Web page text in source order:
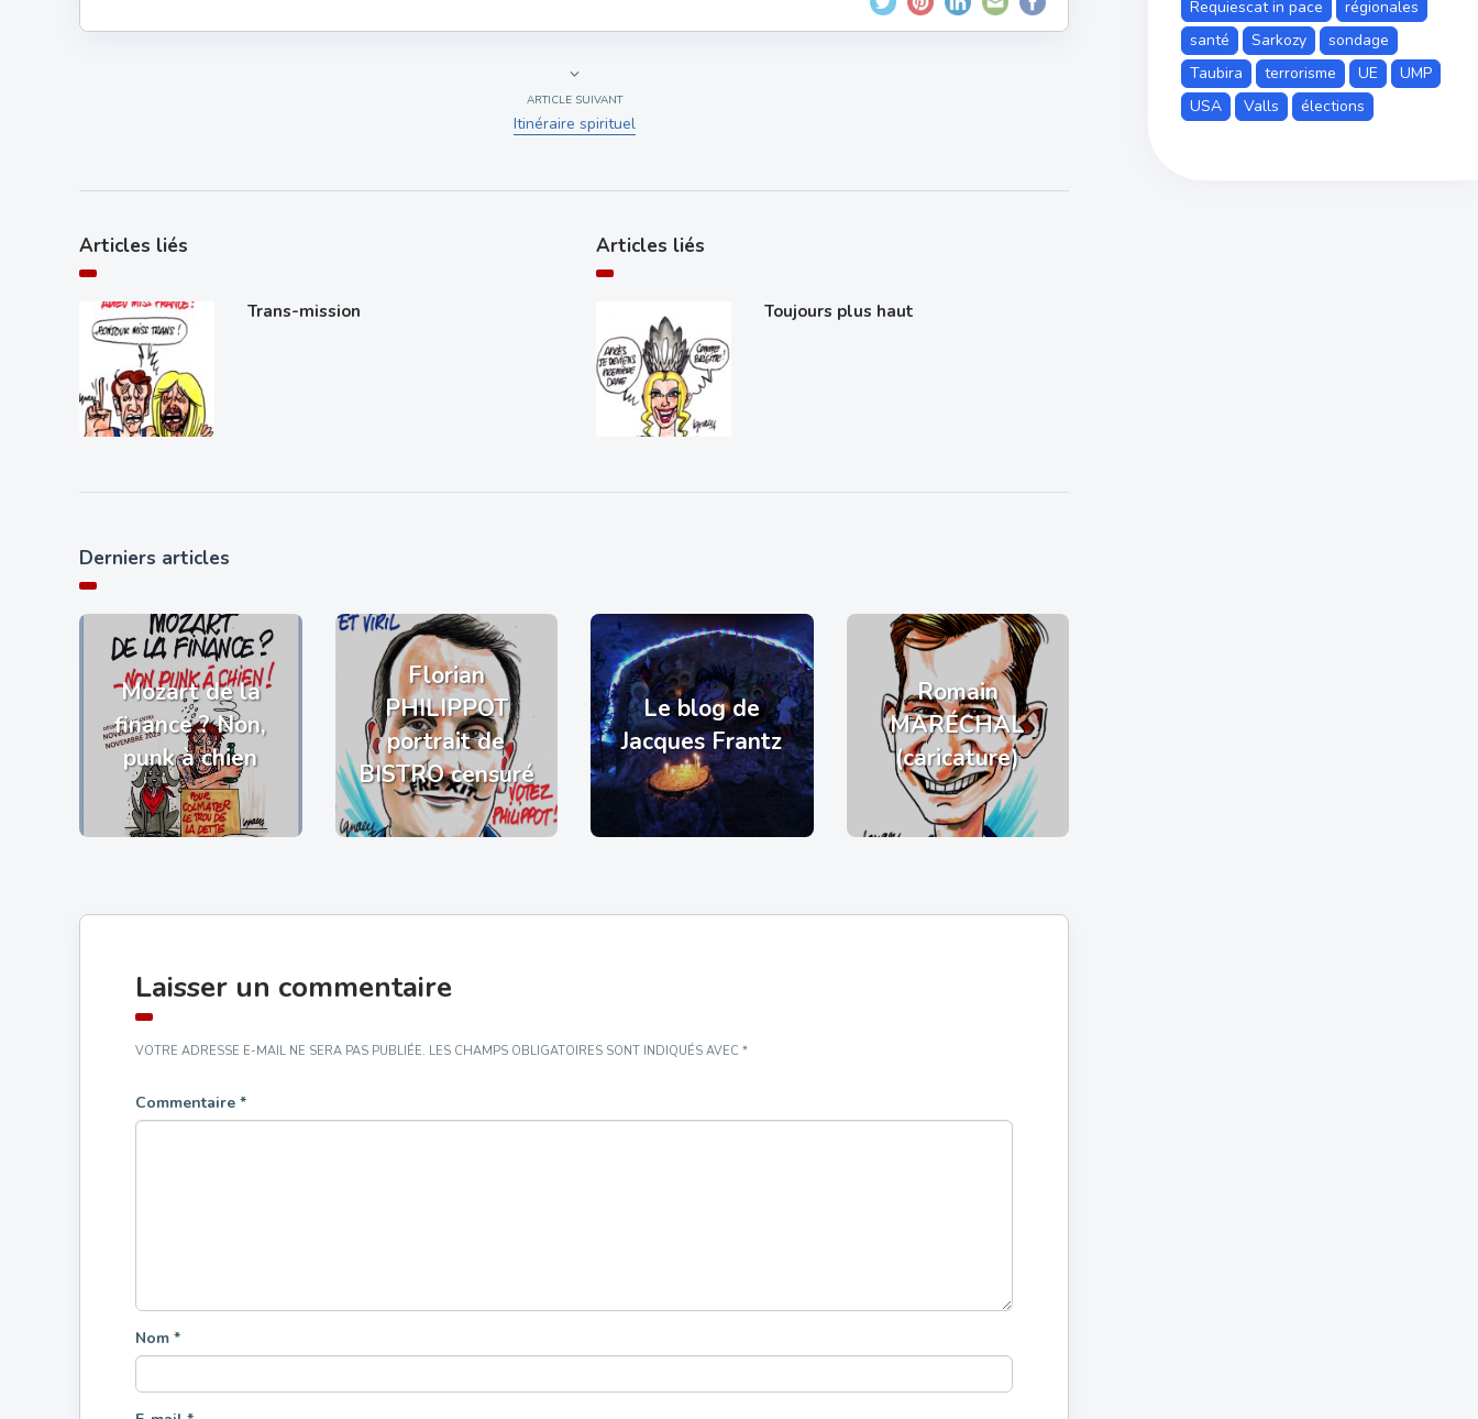
ARTICLE SUIVANT
Itinéraire spirituel
Articles liés
Trans-mission
Articles liés
Toujours plus haut
Derniers articles
Mozart de la
finance ? Non,
punk à chien
Florian
PHILIPPOT
portrait de
BISTRO censuré
Le blog de
Jacques Frantz
Romain
MARÉCHAL
(caricature)
Laisser un commentaire
VOTRE ADRESSE E-MAIL NE SERA PAS PUBLIÉE. LES CHAMPS OBLIGATOIRES SONT INDIQUÉS AVEC *
Commentaire *
Nom *
Requiescat in pace
régionales
santé
Sarkozy
sondage
Taubira
terrorisme UE
UMP
USA
Valls élections